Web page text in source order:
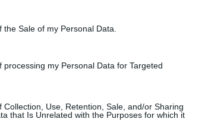
Sale of my Personal Data.
processing my Personal Data for Targeted
Collection, Use, Retention, Sale, and/or Sharing
that Is Unrelated with the Purposes for which it